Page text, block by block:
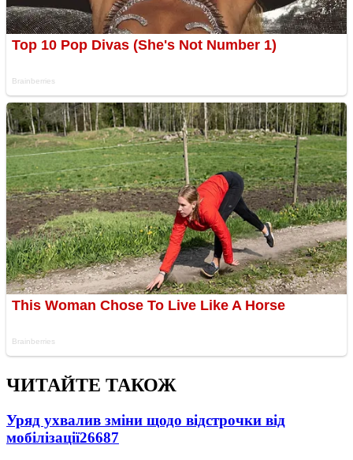
ЧИТАЙТЕ ТАКОЖ
Уряд ухвалив зміни щодо відстрочки від
мобілізації26687